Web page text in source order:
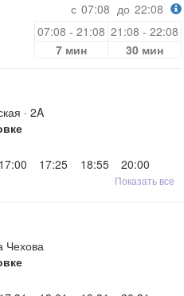
с 07:08 до 22:08
07:08 - 21:08 21:08 - 22:08
7 мин
30 мин
· 2A
17:00 17:25 18:55
20:00
Показать все
Чехова